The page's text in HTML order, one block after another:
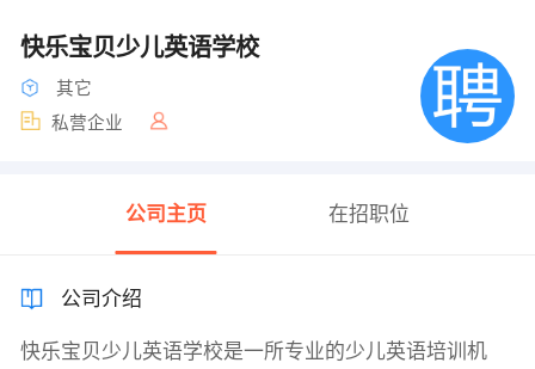
快乐宝贝少儿英语学校
其它
私营企业
公司主页 在招职位
公司介绍
快乐宝贝少儿英语学校是一所专业的少儿英语培训机